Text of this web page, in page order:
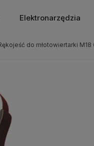
Elektronarzędzia
do młotowiertarki M18